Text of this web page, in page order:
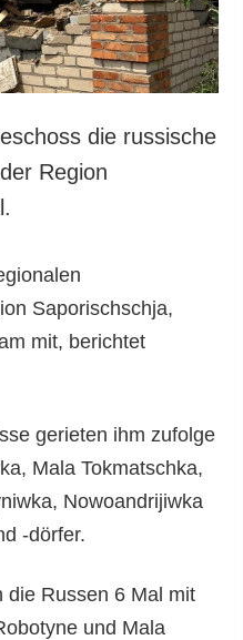
LEISTUNGEN
die russische
Region
Saporischschja,
mit, berichtet
gerieten ihm zufolge
Mala Tokmatschka,
Nowoandrijiwka
-dörfer.
die Russen 6 Mal mit
und Mala